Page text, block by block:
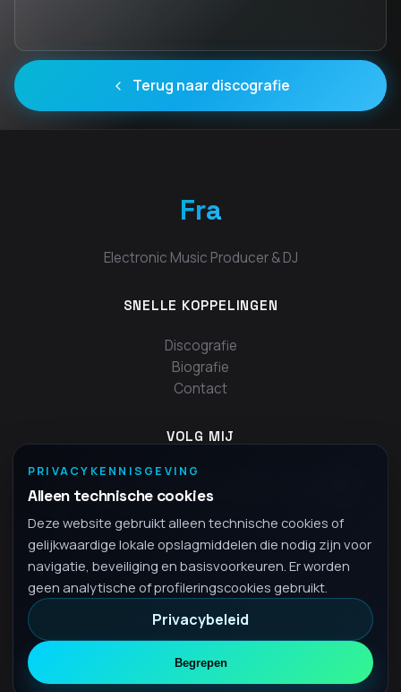
Terug naar discografie
Fra
Electronic Music Producer & DJ
SNELLE KOPPELINGEN
Discografie
Biografie
Contact
VOLG MIJ
Privacybeleid• NLNederlands
PRIVACYKENNISGEVING
Alleen technische cookies
Deze website gebruikt alleen technische cookies of
gelijkwaardige lokale opslagmiddelen die nodig zijn voor
navigatie, beveiliging en basisvoorkeuren. Er worden
geen analytische of profileringscookies gebruikt.
Privacybeleid
Begrepen